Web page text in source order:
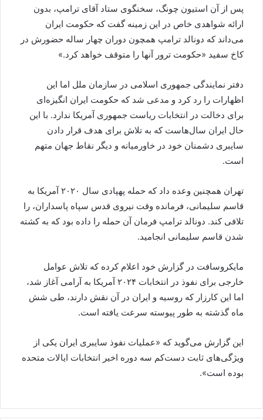
پس از آن استیون چونگ، سخنگوی ستاد آقای ترامپ، بدون
ارائه شواهدی خاص در این زمینه گفت که حکومت ایران
می‌داند که دونالد ترامپ همچون دوران چهار ساله حضورش در
کاخ سفید «حکومت ترور آنها را متوقف خواهد کرد.»
دفتر نمایندگی جمهوری اسلامی در سازمان ملل اما این
اظهارات را رد کرد و مدعی شد که حکومت ایران انگیزه‌ای
برای دخالت در انتخابات ریاست جمهوری آمریکا ندارد. با این
حال ایران سال‌هاست که به تلاش برای هدف قرار دادن
سایبری دشمنان خود در خاورمیانه و دیگر نقاط جهان متهم
است.
تهران همچنین وعده داد که حمله پهپادی سال ۲۰۲۰ آمریکا به
قاسم سلیمانی، فرمانده وقت نیروی قدس سپاه پاسداران، را
تلافی کند. دونالد ترامپ فرمان آن حمله را داده بود که به کشته
شدن قاسم سلیمانی انجامید.
مایکروسافت در گزارش خود اعلام کرده که تلاش عوامل
خارجی برای نفوذ در انتخابات ۲۰۲۴ آمریکا به آرامی آغاز شد،
اما این کارزار که روسیه و ایران در آن نقش دارند، طی شش
ماه گذشته به طور پیوسته سرعت یافته است.
این گزارش می‌گوید که «عملیات نفوذ سایبری ایران یکی از
ویژگی‌های ثابت دست‌کم سه دوره اخیر انتخابات ایالات متحده
بوده است».